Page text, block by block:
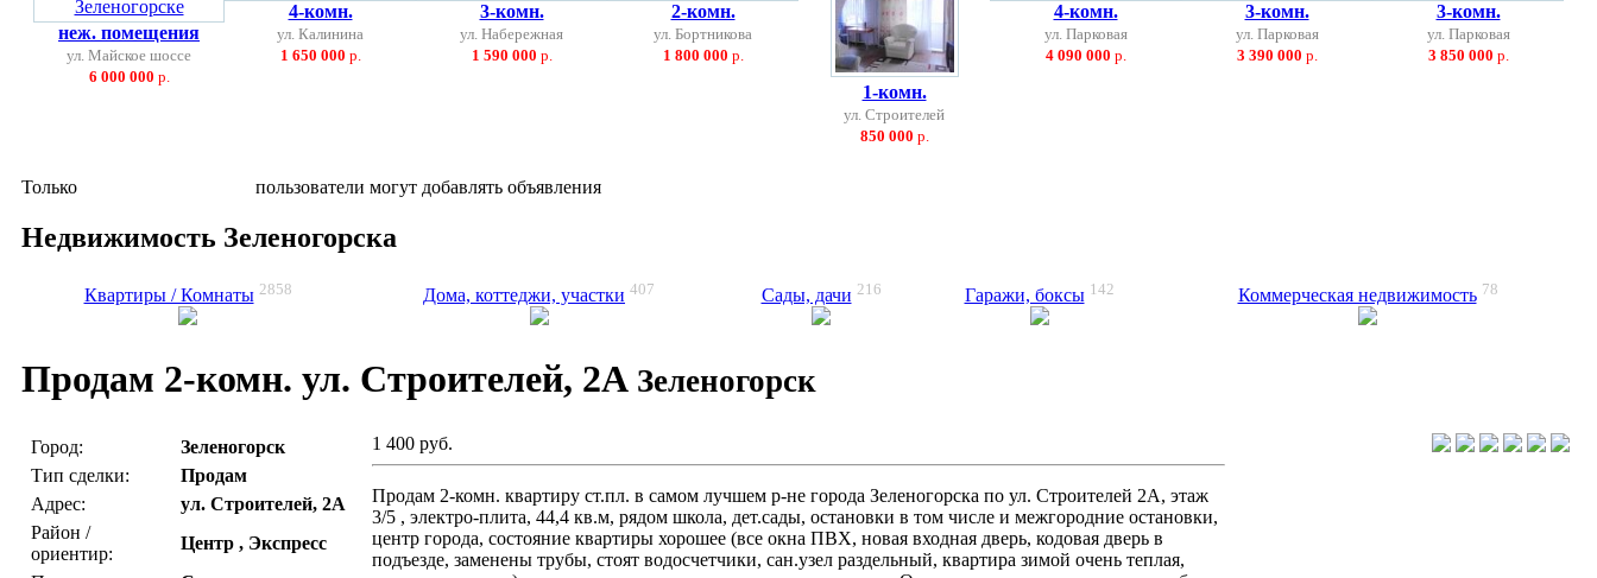
неж. помещения
ул. Майское шоссе
6 000 000 р.
4-комн.
ул. Калинина
1 650 000 р.
3-комн.
ул. Набережная
1 590 000 р.
2-комн.
ул. Бортникова
1 800 000 р.
1-комн.
ул. Строителей
850 000 р.
4-комн.
ул. Парковая
4 090 000 р.
3-комн.
ул. Парковая
3 390 000 р.
3-комн.
ул. Парковая
3 850 000 р.
Только пользователи могут добавлять объявления
Недвижимость Зеленогорска
Квартиры / Комнаты 2858 Дома, коттеджи, участки 407 Сады, дачи 216 Гаражи, боксы 142 Коммерческая недвижимость 78
Продам 2-комн. ул. Строителей, 2А Зеленогорск
Город:
Зеленогорск
Тип сделки:
Продам
Адрес:
ул. Строителей, 2А
Район /
ориентир:
Центр , Экспресс
1 400 руб.
Продам 2-комн. квартиру ст.пл. в самом лучшем р-не города Зеленогорска по ул. Строителей 2А, этаж
3/5 , электро-плита, 44,4 кв.м, рядом школа, дет.сады, остановки в том числе и межгородние остановки,
центр города, состояние квартиры хорошее (все окна ПВХ, новая входная дверь, кодовая дверь в
подъезде, заменены трубы, стоят водосчетчики, сан.узел раздельный, квартира зимой очень теплая,